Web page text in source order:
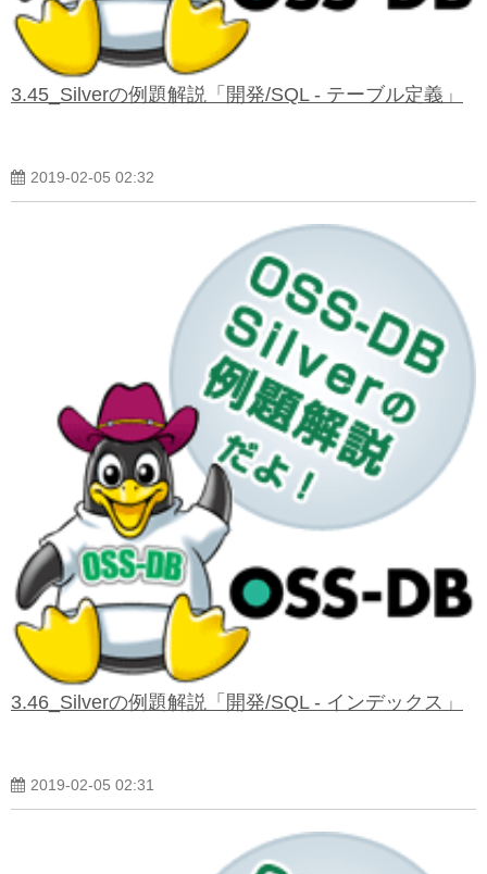
3.45_Silverの例題解説「開発/SQL - テーブル定義」
2019-02-05 02:32
3.46_Silverの例題解説「開発/SQL - インデックス」
2019-02-05 02:31